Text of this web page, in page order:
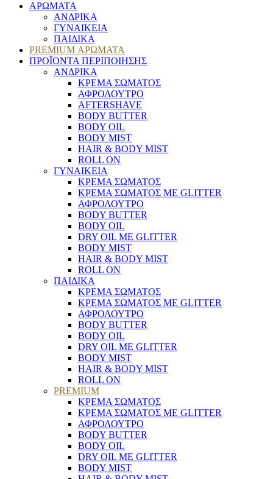
ΑΡΩΜΑΤΑ
ΑΝΔΡΙΚΑ
ΓΥΝΑΙΚΕΙΑ
ΠΑΙΔΙΚΑ
PREMIUM ΑΡΩΜΑΤΑ
ΠΡΟΪΟΝΤΑ ΠΕΡΙΠΟΙΗΣΗΣ
ΑΝΔΡΙΚΑ
ΚΡΕΜΑ ΣΩΜΑΤΟΣ
ΑΦΡΟΛΟΥΤΡΟ
AFTERSHAVE
BODY BUTTER
BODY OIL
BODY MIST
HAIR & BODY MIST
ROLL ON
ΓΥΝΑΙΚΕΙΑ
ΚΡΕΜΑ ΣΩΜΑΤΟΣ
ΚΡΕΜΑ ΣΩΜΑΤΟΣ ΜΕ GLITTER
ΑΦΡΟΛΟΥΤΡΟ
BODY BUTTER
BODY OIL
DRY OIL ΜΕ GLITTER
BODY MIST
HAIR & BODY MIST
ROLL ON
ΠΑΙΔΙΚΑ
ΚΡΕΜΑ ΣΩΜΑΤΟΣ
ΚΡΕΜΑ ΣΩΜΑΤΟΣ ΜΕ GLITTER
ΑΦΡΟΛΟΥΤΡΟ
BODY BUTTER
BODY OIL
DRY OIL ΜΕ GLITTER
BODY MIST
HAIR & BODY MIST
ROLL ON
PREMIUM
ΚΡΕΜΑ ΣΩΜΑΤΟΣ
ΚΡΕΜΑ ΣΩΜΑΤΟΣ ΜΕ GLITTER
ΑΦΡΟΛΟΥΤΡΟ
BODY BUTTER
BODY OIL
DRY OIL ΜΕ GLITTER
BODY MIST